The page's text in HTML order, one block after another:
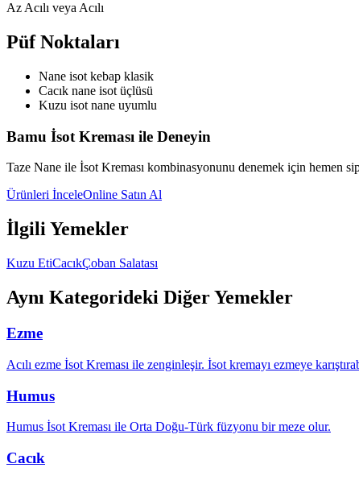
Az Acılı veya Acılı
Püf Noktaları
Nane isot kebap klasik
Cacık nane isot üçlüsü
Kuzu isot nane uyumlu
Bamu İsot Kreması ile Deneyin
Taze Nane ile İsot Kreması kombinasyonunu denemek için hemen
Ürünleri İnceleOnline Satın Al
İlgili Yemekler
Kuzu EtiCacıkÇoban Salatası
Aynı Kategorideki Diğer Yemekler
Ezme
Acılı ezme İsot Kreması ile zenginleşir. İsot kremayı ezmeye
Humus
Humus İsot Kreması ile Orta Doğu-Türk füzyonu bir meze olur.
Cacık